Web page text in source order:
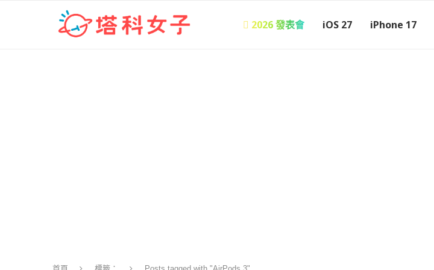
 2026 發表會 iOS 27 iPhone 17